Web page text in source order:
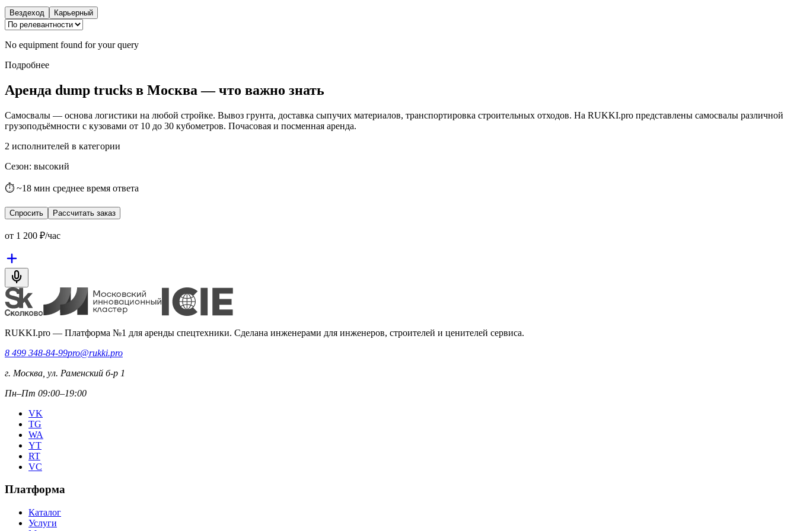
Вездеход Карьерный
No equipment found for your query
Подробнее
Аренда dump trucks в Москва — что важно знать
Самосвалы — основа логистики на любой стройке. Вывоз грунта, доставка сыпучих материалов, транспортировка строительных отходов. На RUKKI.pro представлены самосвалы различной
грузоподъёмности с кузовами от 10 до 30 кубометров. Почасовая и посменная аренда.
2 исполнителей в категории
Сезон: высокий
⏱ ~18 мин среднее время ответа
Спросить Рассчитать заказ
от 1 200 ₽/час
RUKKI.pro — Платформа №1 для аренды спецтехники. Сделана инженерами для инженеров, строителей и ценителей сервиса.
8 499 348-84-99pro@rukki.pro
г. Москва, ул. Раменский б-р 1
Пн–Пт 09:00–19:00
VK
TG
WA
YT
RT
VC
Платформа
Каталог
Услуги